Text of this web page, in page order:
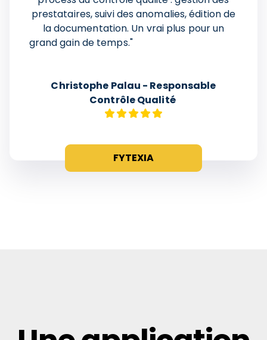
prestataires, suivi des anomalies, édition de
la documentation. Un vrai plus pour un
grand gain de temps."
Christophe Palau - Responsable
Contrôle Qualité
FYTEXIA